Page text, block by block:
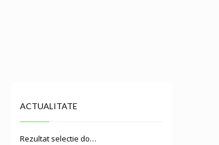
ACTUALITATE
Rezultat selectie do…